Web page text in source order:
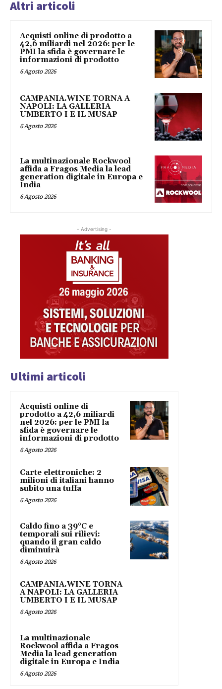
Altri articoli
Acquisti online di prodotto a
42,6 miliardi nel 2026: per le
PMI la sfida è governare le
informazioni di prodotto
6 Agosto 2026
CAMPANIA.WINE TORNA A
NAPOLI: LA GALLERIA
UMBERTO I E IL MUSAP
6 Agosto 2026
La multinazionale Rockwool
affida a Fragos Media la lead
generation digitale in Europa e
India
6 Agosto 2026
- Advertising -
Ultimi articoli
Acquisti online di
prodotto a 42,6 miliardi
nel 2026: per le PMI la
sfida è governare le
informazioni di prodotto
6 Agosto 2026
Carte elettroniche: 2
milioni di italiani hanno
subito una tuffa
6 Agosto 2026
Caldo fino a 39°C e
temporali sui rilievi:
quando il gran caldo
diminuirà
6 Agosto 2026
CAMPANIA.WINE TORNA
A NAPOLI: LA GALLERIA
UMBERTO I E IL MUSAP
6 Agosto 2026
La multinazionale
Rockwool affida a Fragos
Media la lead generation
digitale in Europa e India
6 Agosto 2026